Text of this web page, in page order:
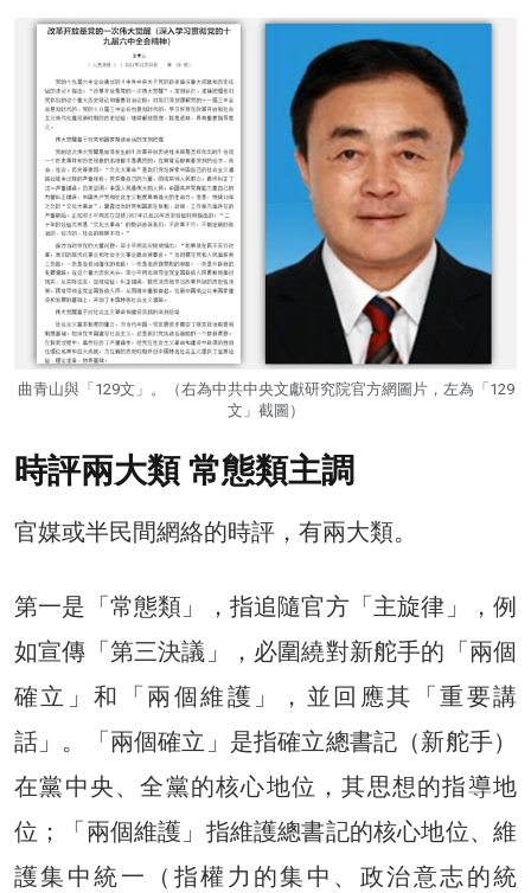
曲青山與「129文」。（右為中共中央文獻研究院官方網圖片，左為「129
文」截圖）
時評兩大類 常態類主調
官媒或半民間網絡的時評，有兩大類。
第一是「常態類」，指追隨官方「主旋律」，例
如宣傳「第三決議」，必圍繞對新舵手的「兩個
確立」和「兩個維護」，並回應其「重要講
話」。「兩個確立」是指確立總書記（新舵手）
在黨中央、全黨的核心地位，其思想的指導地
位；「兩個維護」指維護總書記的核心地位、維
護集中統一（指權力的集中、政治意志的統